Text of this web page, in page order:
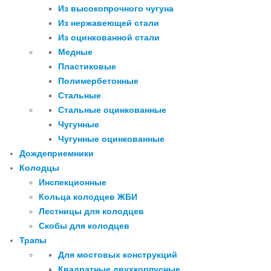
Из высокопрочного чугуна
Из нержавеющей стали
Из оцинкованной стали
Медные
Пластиковые
Полимербетонные
Стальные
Стальные оцинкованные
Чугунные
Чугунные оцинкованные
Дождеприемники
Колодцы
Инспекционные
Кольца колодцев ЖБИ
Лестницы для колодцев
Скобы для колодцев
Трапы
Для мостовых конструкций